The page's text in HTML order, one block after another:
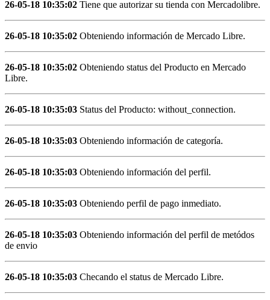
26-05-18 10:35:02 Tiene que autorizar su tienda con Mercadolibre.
26-05-18 10:35:02 Obteniendo información de Mercado Libre.
26-05-18 10:35:02 Obteniendo status del Producto en Mercado
Libre.
26-05-18 10:35:03 Status del Producto: without_connection.
26-05-18 10:35:03 Obteniendo información de categoría.
26-05-18 10:35:03 Obteniendo información del perfil.
26-05-18 10:35:03 Obteniendo perfil de pago inmediato.
26-05-18 10:35:03 Obteniendo información del perfil de metódos
de envio
26-05-18 10:35:03 Checando el status de Mercado Libre.